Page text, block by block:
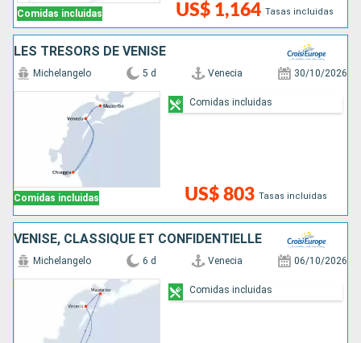
Comidas incluidas US$ 1,164 Tasas incluidas
LES TRÉSORS DE VENISE
Comidas incluidas
Michelangelo 5 d Venecia 30/10/2026
US$ 803 Tasas incluidas
Comidas incluidas
VENISE, CLASSIQUE ET CONFIDENTIELLE
Michelangelo 6 d Venecia 06/10/2026
Comidas incluidas